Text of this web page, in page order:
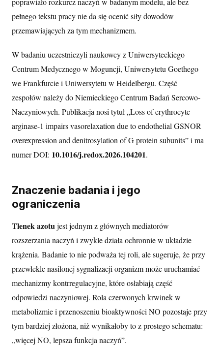
pełnego tekstu pracy nie da się ocenić siły dowodów
przemawiających za tym mechanizmem.
W badaniu uczestniczyli naukowcy z Uniwersyteckiego
Centrum Medycznego w Moguncji, Uniwersytetu Goethego
we Frankfurcie i Uniwersytetu w Heidelbergu. Część
zespołów należy do Niemieckiego Centrum Badań Sercowo-
Naczyniowych. Publikacja nosi tytuł „Loss of erythrocyte
arginase-1 impairs vasorelaxation due to endothelial GSNOR
overexpression and denitrosylation of G protein subunits” i ma
numer DOI: 10.1016/j.redox.2026.104201.
Znaczenie badania i jego
ograniczenia
Tlenek azotujest jednym z głównych mediatorów
rozszerzania naczyń i zwykle działa ochronnie w układzie
krążenia. Badanie to nie podważa tej roli, ale sugeruje, że przy
przewlekle nasilonej sygnalizacji organizm może uruchamiać
mechanizmy kontrregulacyjne, które osłabiają część
odpowiedzi naczyniowej. Rola czerwonych krwinek w
metabolizmie i przenoszeniu bioaktywności NO pozostaje przy
tym bardziej złożona, niż wynikałoby to z prostego schematu:
„więcej NO, lepsza funkcja naczyń”.